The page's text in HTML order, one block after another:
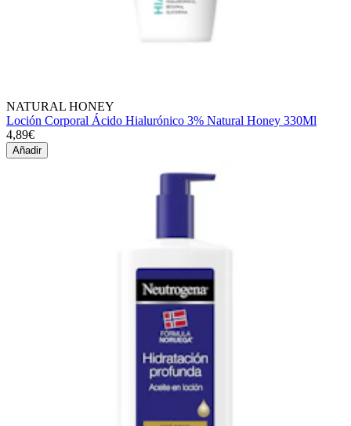
NATURAL HONEY
Loción Corporal Ácido Hialurónico 3% Natural Honey 330Ml
4,89€
Añadir